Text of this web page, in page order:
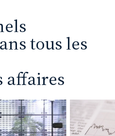
tous les
affaires